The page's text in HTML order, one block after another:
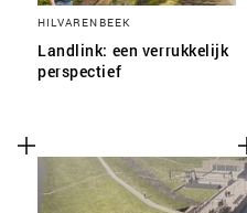
HILVARENBEEK
Landlink: een verrukkelijk
perspectief